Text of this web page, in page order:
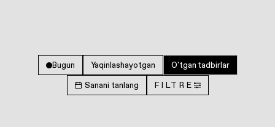
Bugun Yaqinlashayotgan O'tgan tadbirlar
Sanani tanlang FILTRE